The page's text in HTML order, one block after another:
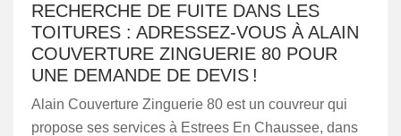
RECHERCHE DE FUITE DANS LES
TOITURES : ADRESSEZ-VOUS À ALAIN
COUVERTURE ZINGUERIE 80 POUR
UNE DEMANDE DE DEVIS !
Alain Couverture Zinguerie 80 est un couvreur qui
propose ses services à Estrees En Chaussee, dans